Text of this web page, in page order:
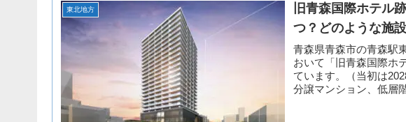
東北地方
旧青森国際ホテル
つ？どのような施
青森県青森市の青森駅
おいて「旧青森国際ホ
ています。（当初は
分譲マンション、低層